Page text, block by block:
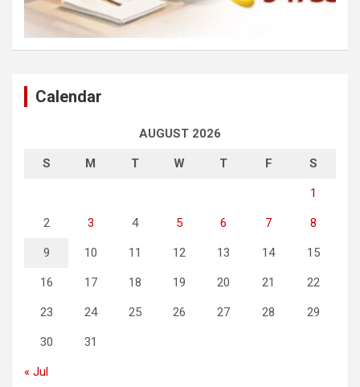
Calendar
AUGUST 2026
S M T W T F S
1
2 3 4 5 6 7 8
9 10 11 12 13 14 15
16 17 18 19 20 21 22
23 24 25 26 27 28 29
30 31
« Jul